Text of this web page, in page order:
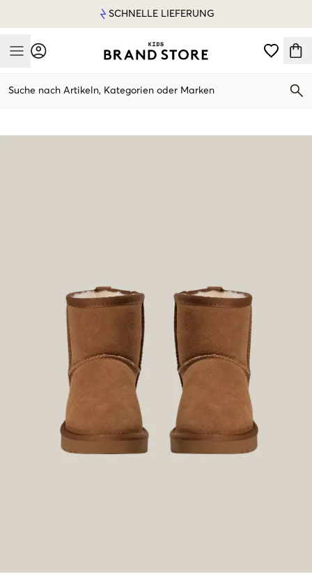
SCHNELLE LIEFERUNG
Mobile Menu
Suche nach Artikeln, Kategorien oder Marken